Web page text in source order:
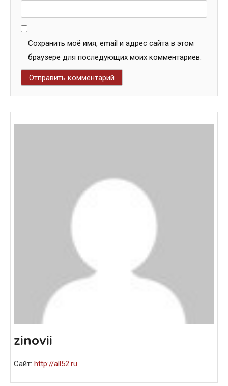
Сохранить моё имя, email и адрес сайта в этом
браузере для последующих моих комментариев.
zinovii
Сайт: http://all52.ru